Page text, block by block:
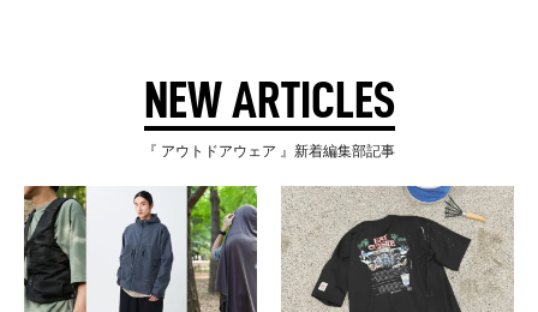
NEW ARTICLES
『 アウトドアウェア 』新着編集部記事